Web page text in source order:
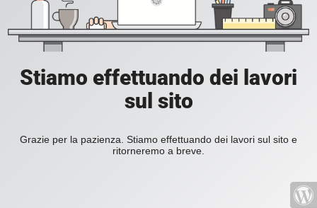
Stiamo effettuando dei lavori
sul sito
Grazie per la pazienza. Stiamo effettuando dei lavori sul sito e
ritorneremo a breve.